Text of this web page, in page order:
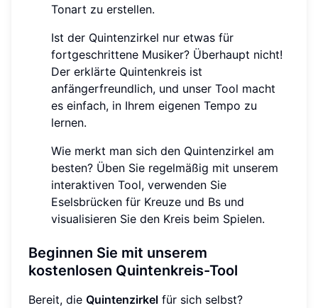
Tonart zu erstellen.
Ist der Quintenzirkel nur etwas für
fortgeschrittene Musiker? Überhaupt nicht!
Der erklärte Quintenkreis ist
anfängerfreundlich, und unser Tool macht
es einfach, in Ihrem eigenen Tempo zu
lernen.
Wie merkt man sich den Quintenzirkel am
besten? Üben Sie regelmäßig mit unserem
interaktiven Tool, verwenden Sie
Eselsbrücken für Kreuze und Bs und
visualisieren Sie den Kreis beim Spielen.
Beginnen Sie mit unserem
kostenlosen Quintenkreis-Tool
Bereit, die Quintenzirkel für sich selbst?